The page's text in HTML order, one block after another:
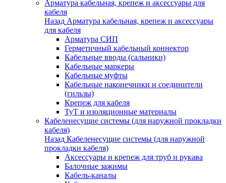
Арматура кабельная, крепеж и аксессуары для
кабеля
Назад Арматура кабельная, крепеж и аксессуары
для кабеля
Арматура СИП
Герметичный кабельный коннектор
Кабельные вводы (сальники)
Кабельные маркеры
Кабельные муфты
Кабельные наконечники и соединители
(гильзы)
Крепеж для кабеля
ТуТ и изоляционные материалы
Кабеленесущие системы (для наружной прокладки
кабеля)
Назад Кабеленесущие системы (для наружной
прокладки кабеля)
Аксессуары и крепеж для труб и рукава
Балочные зажимы
Кабель-каналы